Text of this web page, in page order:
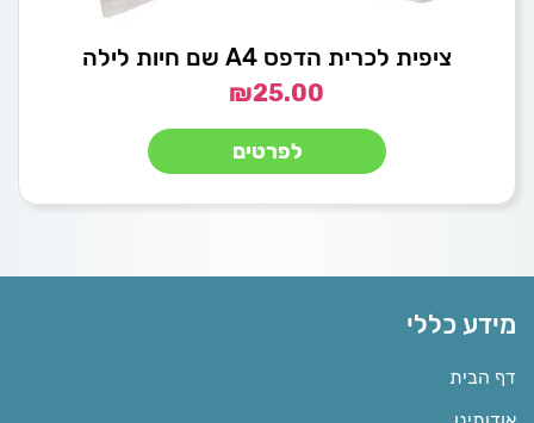
ציפית לכרית הדפס A4 שם חיות לילה
₪25.00
לפרטים
מידע כללי
דף הבית